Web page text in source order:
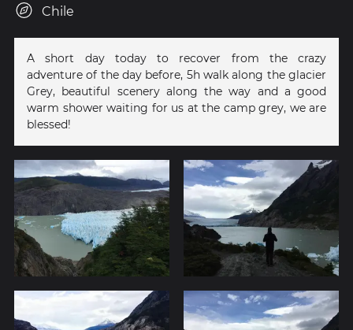
Chile
A short day today to recover from the crazy
adventure of the day before, 5h walk along the glacier
Grey, beautiful scenery along the way and a good
warm shower waiting for us at the camp grey, we are
blessed!